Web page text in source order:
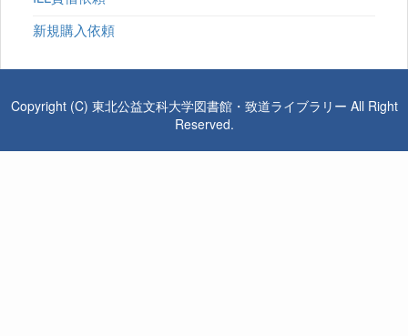
新規購入依頼
Copyright (C) 東北公益文科大学図書館・致道ライブラリー All Right
Reserved.